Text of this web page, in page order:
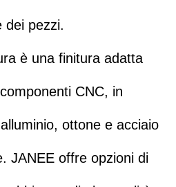
dei pezzi.
è una finitura adatta
CNC, in
ottone e acciaio
JANEE offre opzioni di